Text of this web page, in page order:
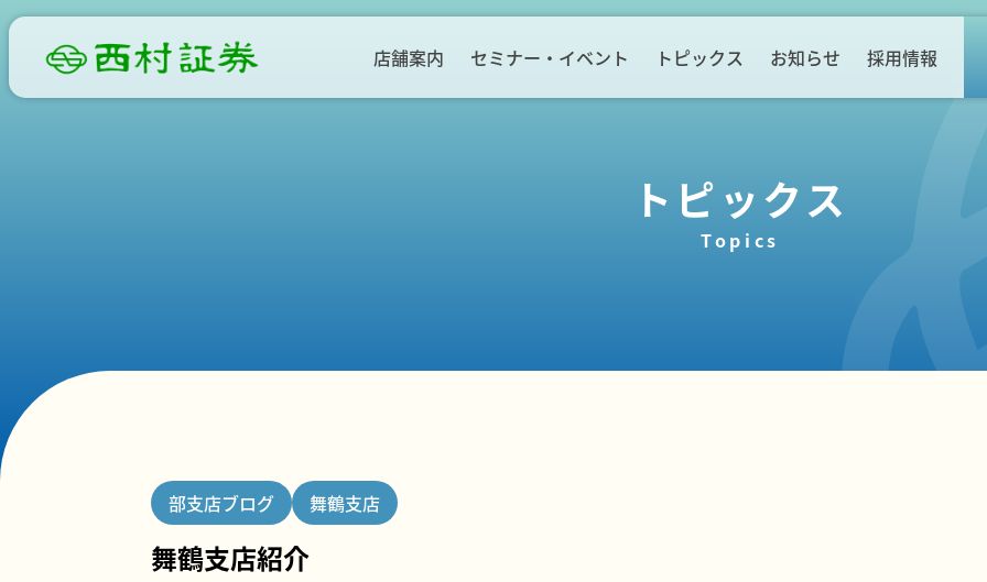
店舗案内 セミナー・イベント トピックス お知らせ 採用情報
トピックス
Topics
部支店ブログ 舞鶴支店
舞鶴支店紹介